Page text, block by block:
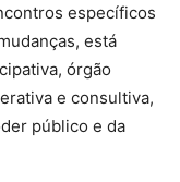
específicos
está
órgão
e consultiva,
público e da